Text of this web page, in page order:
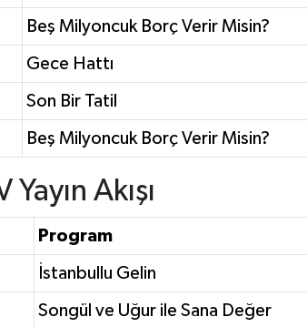
Beş Milyoncuk Borç Verir Misin?
Gece Hattı
Son Bir Tatil
Beş Milyoncuk Borç Verir Misin?
Yayın Akışı
Program
İstanbullu Gelin
Songül ve Uğur ile Sana Değer